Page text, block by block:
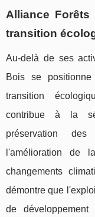
Alliance
transition
Au-delà de ses
Bois se
transition
contribue à la
préservation
l'amélioration de
changements
démontre que
de